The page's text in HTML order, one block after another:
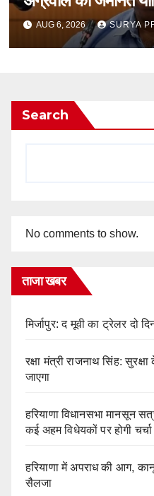
AUG 6, 2026 SURYA
Search
No comments to show.
ताजा खबर
मिर्जापुर: द मूवी का ट्रेलर दो
रक्षा मंत्री राजनाथ सिंह:
जाएगा
हरियाणा विधानसभा मानसून
कई अहम विधेयकों पर होगी चर्चा
हरियाणा में अपराध की आग,
सैलजा